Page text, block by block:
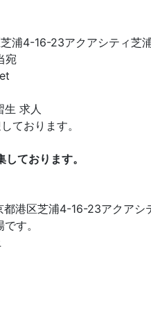
浦4-16-23アクアシティ芝
宛
生 求人
ております。
ております。
港区芝浦4-16-23アクアシ
す。